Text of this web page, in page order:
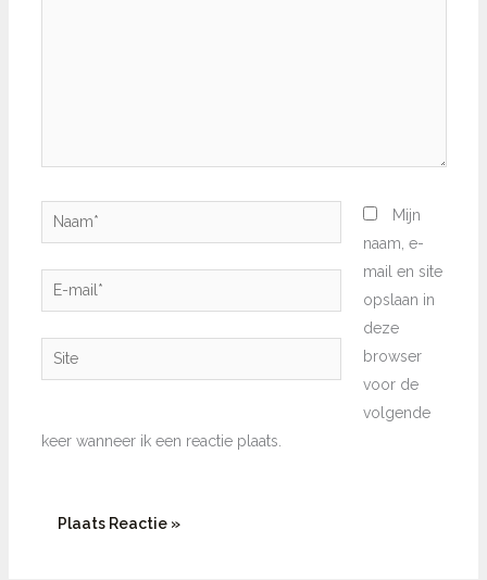
Naam*
E-
mail*
Site
Mijn
naam, e-
mail en site
opslaan in
deze
browser
voor de
volgende
keer wanneer ik een reactie plaats.